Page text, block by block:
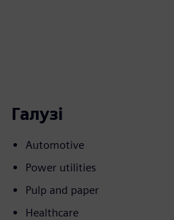
Галузі
Automotive
Power utilities
Pulp and paper
Healthcare